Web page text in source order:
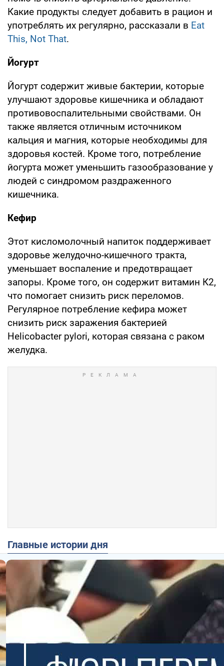
Какие продукты следует добавить в рацион и
употреблять их регулярно, рассказали в Eat
This, Not That.
Йогурт
Йогурт содержит живые бактерии, которые
улучшают здоровье кишечника и обладают
противовоспалительными свойствами. Он
также является отличным источником
кальция и магния, которые необходимы для
здоровья костей. Кроме того, потребление
йогурта может уменьшить газообразование у
людей с синдромом раздраженного
кишечника.
Кефир
Этот кисломолочный напиток поддерживает
здоровье желудочно-кишечного тракта,
уменьшает воспаление и предотвращает
запоры. Кроме того, он содержит витамин К2,
что помогает снизить риск переломов.
Регулярное потребление кефира может
снизить риск заражения бактерией
Helicobacter pylori, которая связана с раком
желудка.
Главные истории дня